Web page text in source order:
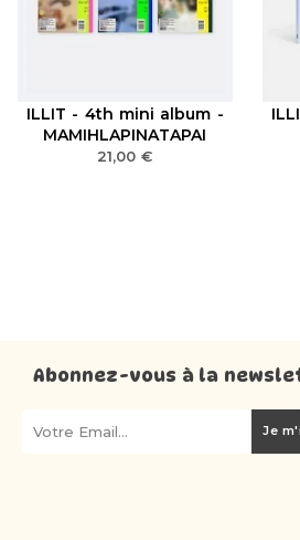
ILLIT - 4th mini album -
MAMIHLAPINATAPAI
21,00 €
Abonnez-vous à la
Je